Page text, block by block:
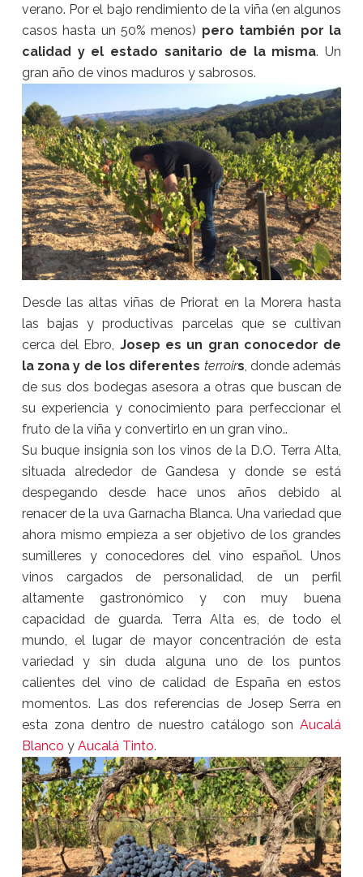
verano. Por el bajo rendimiento de la viña (en algunos
casos hasta un 50% menos) pero también por la
calidad y el estado sanitario de la misma. Un
gran año de vinos maduros y sabrosos.
Desde las altas viñas de Priorat en la Morera hasta
las bajas y productivas parcelas que se cultivan
cerca del Ebro, Josep es un gran conocedor de
la zona y de los diferentes terroirs , donde además
de sus dos bodegas asesora a otras que buscan de
su experiencia y conocimiento para perfeccionar el
fruto de la viña y convertirlo en un gran vino..
Su buque insignia son los vinos de la D.O. Terra Alta,
situada alrededor de Gandesa y donde se está
despegando desde hace unos años debido al
renacer de la uva Garnacha Blanca. Una variedad que
ahora mismo empieza a ser objetivo de los grandes
sumilleres y conocedores del vino español. Unos
vinos cargados de personalidad, de un perfil
altamente gastronómico y con muy buena
capacidad de guarda. Terra Alta es, de todo el
mundo, el lugar de mayor concentración de esta
variedad y sin duda alguna uno de los puntos
calientes del vino de calidad de España en estos
momentos. Las dos referencias de Josep Serra en
esta zona dentro de nuestro catálogo sonAucalá
Blanco y Aucalá Tinto.